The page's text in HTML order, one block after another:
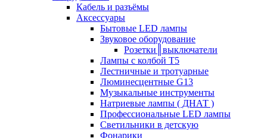
Кабель и разъёмы
Аксессуары
Бытовые LED лампы
Звуковое оборудование
Розетки║выключатели
Лампы с колбой Т5
Лестничные и тротуарные
Люминесцентные G13
Музыкальные инструменты
Натриевые лампы ( ДНАТ )
Профессиональные LED лампы
Светильники в детскую
Фонарики